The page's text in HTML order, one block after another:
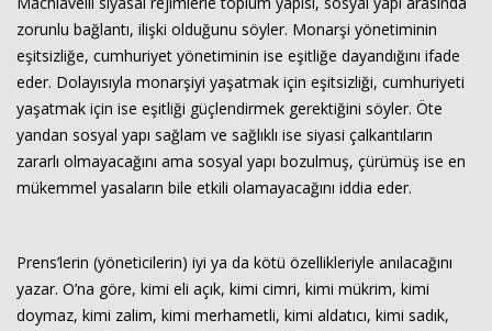
zorunlu bağlantı, ilişki olduğunu söyler. Monarşi yönetiminin
eşitsizliğe, cumhuriyet yönetiminin ise eşitliğe dayandığını ifade
eder. Dolayısıyla monarşiyi yaşatmak için eşitsizliği, cumhuriyeti
yaşatmak için ise eşitliği güçlendirmek gerektiğini söyler. Öte
yandan sosyal yapı sağlam ve sağlıklı ise siyasi çalkantıların
zararlı olmayacağını ama sosyal yapı bozulmuş, çürümüş ise en
mükemmel yasaların bile etkili olamayacağını iddia eder.
Prens’lerin (yöneticilerin) iyi ya da kötü özellikleriyle anılacağını
yazar. O’na göre, kimi eli açık, kimi cimri, kimi mükrim, kimi
doymaz, kimi zalim, kimi merhametli, kimi aldatıcı, kimi sadık,